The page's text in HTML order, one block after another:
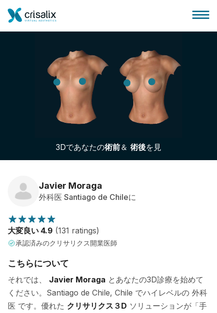
外科医ホーム
3Dビジネスプラットフォーム
サブスクリプションプラン
患者様のレビュー
3Dであなたの術前＆ 術後を見
Javier Moraga
外科医 Santiago de Chileに
大変良い 4.9 (131 ratings)
承認済みのクリサリクス開業医師
こちらについて
それでは、 Javier Moraga とあなたの3D診療を始めて
ください。Santiago de Chile, Chile でハイレベルの 外科
医 です。優れた クリサリクス３D ソリューションが「手